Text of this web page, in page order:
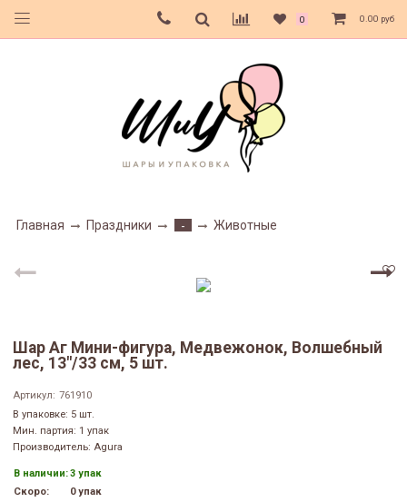
0 0.00 руб
Главная Праздники - Животные
Шар Аг Мини-фигура, Медвежонок, Волшебный
лес, 13"/33 см, 5 шт.
Артикул: 761910
В упаковке: 5 шт.
Мин. партия: 1 упак
Производитель: Agura
В наличии:3 упак
Скоро:
0 упак